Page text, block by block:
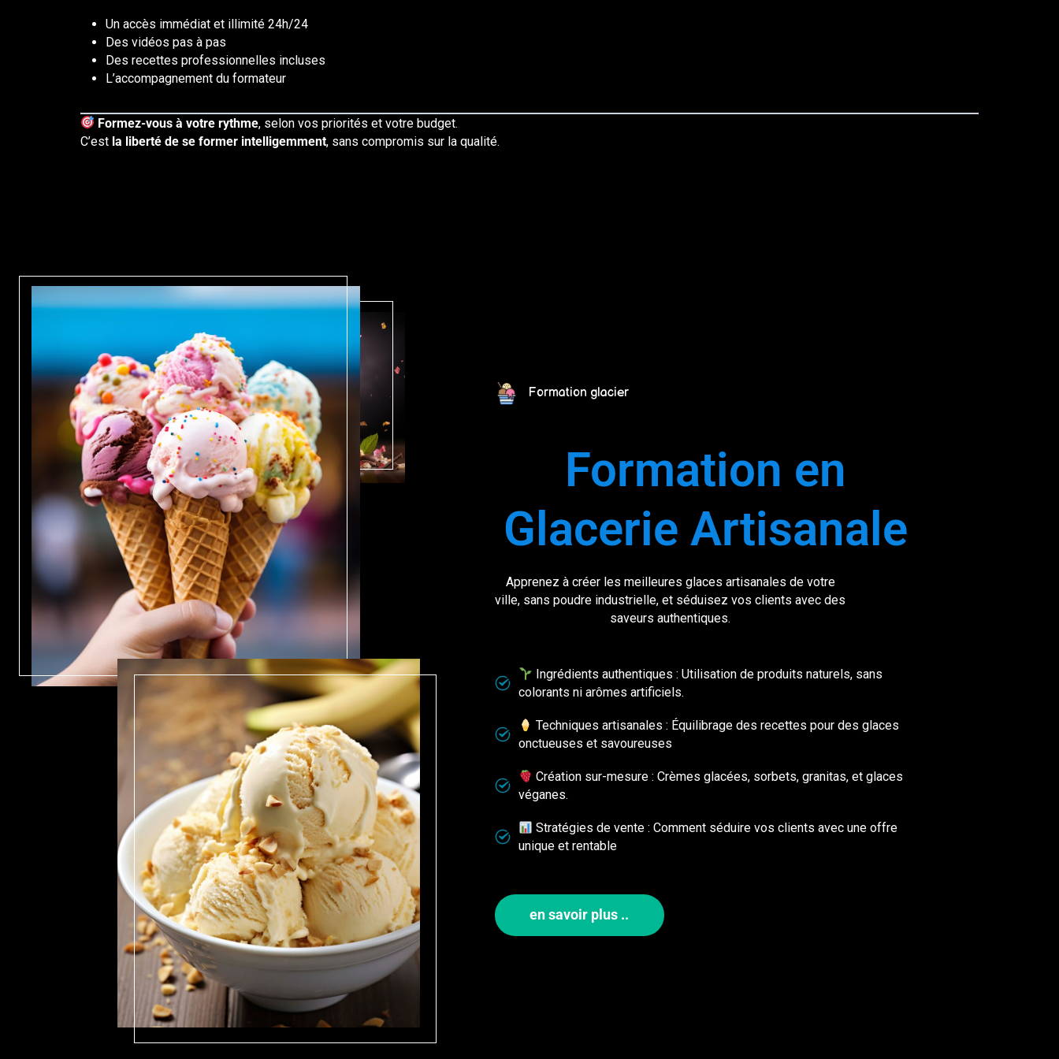
Un accès immédiat et illimité 24h/24
Des vidéos pas à pas
Des recettes professionnelles incluses
L’accompagnement du formateur
Formez-vous à votre rythme, selon vos priorités et votre budget.
C’est la liberté de se former intelligemment, sans compromis sur la qualité.
Formation glacier
Formation en
Glacerie Artisanale
Apprenez à créer les meilleures glaces artisanales de votre
ville, sans poudre industrielle, et séduisez vos clients avec des
saveurs authentiques.
Ingrédients authentiques : Utilisation de produits naturels, sans
colorants ni arômes artificiels.
Techniques artisanales : Équilibrage des recettes pour des glaces
onctueuses et savoureuses
Création sur-mesure : Crèmes glacées, sorbets, granitas, et glaces
véganes.
Stratégies de vente : Comment séduire vos clients avec une offre
unique et rentable
en savoir plus ..